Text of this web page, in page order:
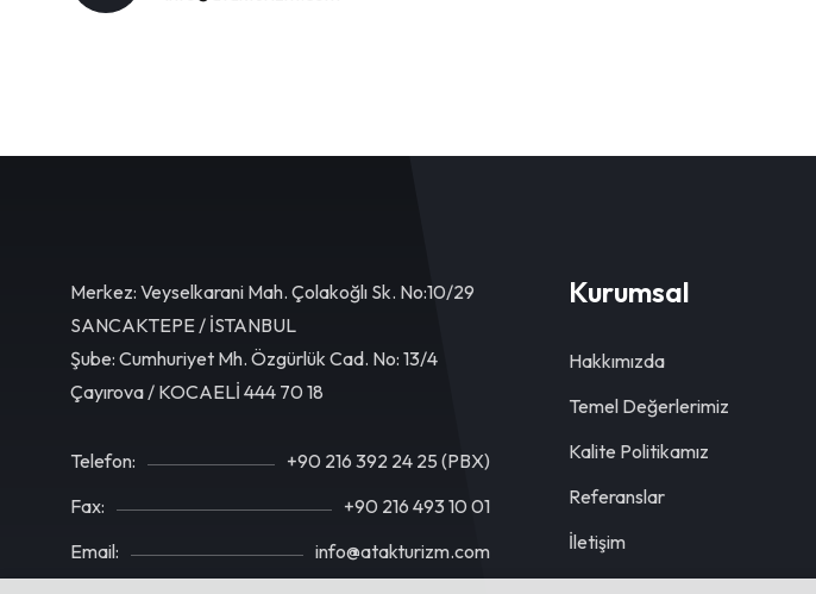
Merkez: Veyselkarani Mah. Çolakoğlı Sk. No:10/29
SANCAKTEPE / İSTANBUL
Şube: Cumhuriyet Mh. Özgürlük Cad. No: 13/4
Çayırova / KOCAELİ 444 70 18
Telefon:
+90 216 392 24 25 (PBX)
Fax:
+90 216 493 10 01
Email:
info@atakturizm.com
Kurumsal
Hakkımızda
Temel Değerlerimiz
Kalite Politikamız
Referanslar
İletişim